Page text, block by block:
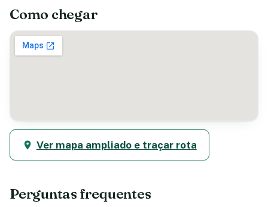
Como chegar
Ver mapa ampliado e traçar rota
Perguntas frequentes